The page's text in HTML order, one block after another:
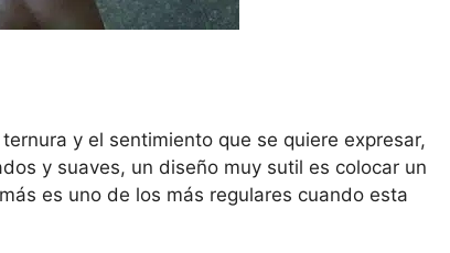
y el sentimiento que se quiere expresar,
y suaves, un diseño muy sutil es colocar un
es uno de los más regulares cuando esta